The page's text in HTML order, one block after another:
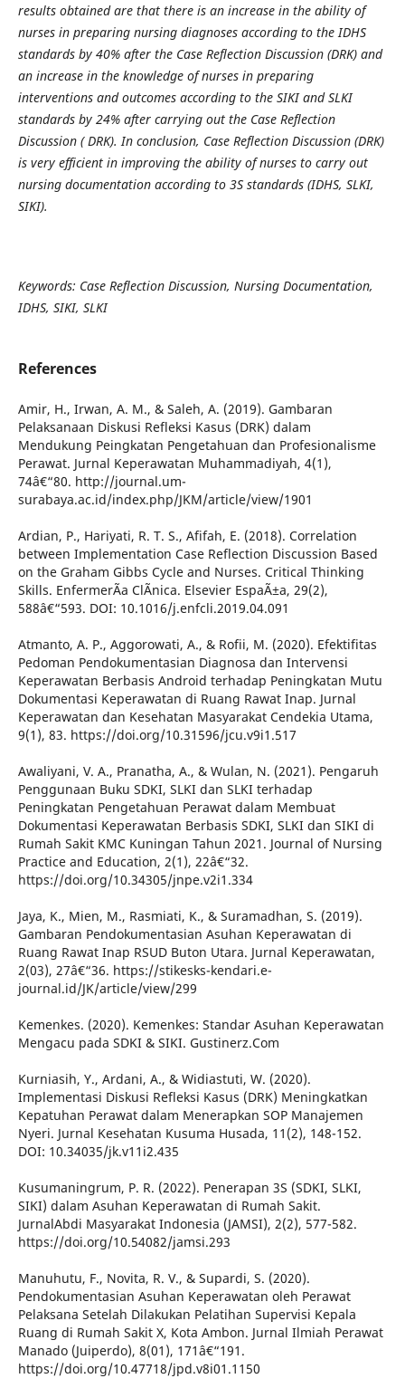
results obtained are that there is an increase in the ability of
nurses in preparing nursing diagnoses according to the IDHS
standards by 40% after the Case Reflection Discussion (DRK) and
an increase in the knowledge of nurses in preparing
interventions and outcomes according to the SIKI and SLKI
standards by 24% after carrying out the Case Reflection
Discussion ( DRK). In conclusion, Case Reflection Discussion (DRK)
is very efficient in improving the ability of nurses to carry out
nursing documentation according to 3S standards (IDHS, SLKI,
SIKI).
Keywords: Case Reflection Discussion, Nursing Documentation,
IDHS, SIKI, SLKI
References
Amir, H., Irwan, A. M., & Saleh, A. (2019). Gambaran
Pelaksanaan Diskusi Refleksi Kasus (DRK) dalam
Mendukung Peingkatan Pengetahuan dan Profesionalisme
Perawat. Jurnal Keperawatan Muhammadiyah, 4(1),
74â€“80. http://journal.um-
surabaya.ac.id/index.php/JKM/article/view/1901
Ardian, P., Hariyati, R. T. S., Afifah, E. (2018). Correlation
between Implementation Case Reflection Discussion Based
on the Graham Gibbs Cycle and Nurses. Critical Thinking
Skills. EnfermerÃ­a ClÃ­nica. Elsevier EspaÃ±a, 29(2),
588â€“593. DOI: 10.1016/j.enfcli.2019.04.091
Atmanto, A. P., Aggorowati, A., & Rofii, M. (2020). Efektifitas
Pedoman Pendokumentasian Diagnosa dan Intervensi
Keperawatan Berbasis Android terhadap Peningkatan Mutu
Dokumentasi Keperawatan di Ruang Rawat Inap. Jurnal
Keperawatan dan Kesehatan Masyarakat Cendekia Utama,
9(1), 83. https://doi.org/10.31596/jcu.v9i1.517
Awaliyani, V. A., Pranatha, A., & Wulan, N. (2021). Pengaruh
Penggunaan Buku SDKI, SLKI dan SLKI terhadap
Peningkatan Pengetahuan Perawat dalam Membuat
Dokumentasi Keperawatan Berbasis SDKI, SLKI dan SIKI di
Rumah Sakit KMC Kuningan Tahun 2021. Journal of Nursing
Practice and Education, 2(1), 22â€“32.
https://doi.org/10.34305/jnpe.v2i1.334
Jaya, K., Mien, M., Rasmiati, K., & Suramadhan, S. (2019).
Gambaran Pendokumentasian Asuhan Keperawatan di
Ruang Rawat Inap RSUD Buton Utara. Jurnal Keperawatan,
2(03), 27â€“36. https://stikesks-kendari.e-
journal.id/JK/article/view/299
Kemenkes. (2020). Kemenkes: Standar Asuhan Keperawatan
Mengacu pada SDKI & SIKI. Gustinerz.Com
Kurniasih, Y., Ardani, A., & Widiastuti, W. (2020).
Implementasi Diskusi Refleksi Kasus (DRK) Meningkatkan
Kepatuhan Perawat dalam Menerapkan SOP Manajemen
Nyeri. Jurnal Kesehatan Kusuma Husada, 11(2), 148-152.
DOI: 10.34035/jk.v11i2.435
Kusumaningrum, P. R. (2022). Penerapan 3S (SDKI, SLKI,
SIKI) dalam Asuhan Keperawatan di Rumah Sakit.
JurnalAbdi Masyarakat Indonesia (JAMSI), 2(2), 577-582.
https://doi.org/10.54082/jamsi.293
Manuhutu, F., Novita, R. V., & Supardi, S. (2020).
Pendokumentasian Asuhan Keperawatan oleh Perawat
Pelaksana Setelah Dilakukan Pelatihan Supervisi Kepala
Ruang di Rumah Sakit X, Kota Ambon. Jurnal Ilmiah Perawat
Manado (Juiperdo), 8(01), 171â€“191.
https://doi.org/10.47718/jpd.v8i01.1150